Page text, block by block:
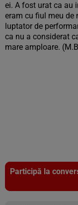
ei. A fost urat ca au
eram cu fiul meu de
luptator de
ca nu a considerat
mare amploare.
Participă la